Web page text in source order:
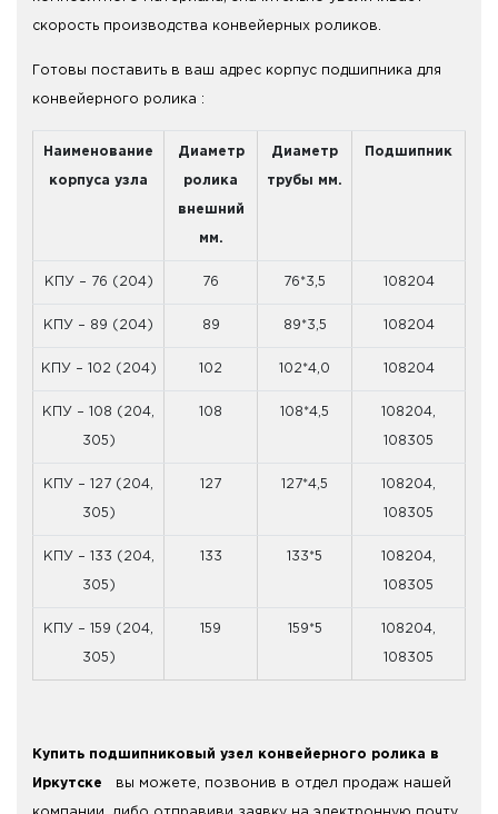
скорость производства конвейерных роликов.
Готовы поставить в ваш адрес корпус подшипника для
конвейерного ролика :
Наименование
корпуса узла
Диаметр
ролика
внешний
мм.
Диаметр
трубы мм.
Подшипник
КПУ – 76 (204) 76 76*3,5 108204
КПУ – 89 (204) 89 89*3,5 108204
КПУ – 102 (204) 102 102*4,0 108204
КПУ – 108 (204,
305)
108 108*4,5 108204,
108305
КПУ – 127 (204,
305)
127 127*4,5 108204,
108305
КПУ – 133 (204,
305)
133 133*5 108204,
108305
КПУ – 159 (204,
305)
159 159*5 108204,
108305
Купить подшипниковый узел конвейерного ролика в
Иркутске вы можете, позвонив в отдел продаж нашей